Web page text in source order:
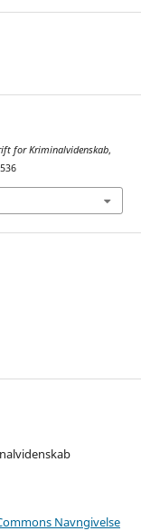
for Kriminalvidenskab,
Navngivelse